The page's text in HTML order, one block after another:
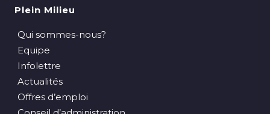
Plein Milieu
Qui sommes-nous?
Equipe
Infolettre
Actualités
Offres d’emploi